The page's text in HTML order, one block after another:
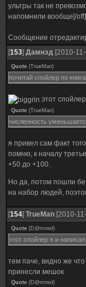
ультры так не
напомнили вообще[/off]
Сообщение
[153] Дамнэд [2010-
Quote (TrueMan)
почитай спойлер по
этот
Quote (TrueMan)
численность
я привел сам факт
помню, к началу
+50 до +100.
Но да, потом пошли
на набор людей,
[154] TrueMan [2010-
Quote (D@mned)
этот спойлер я и написал
тем паче, видно же
принесли мешок
Quote (D@mned)